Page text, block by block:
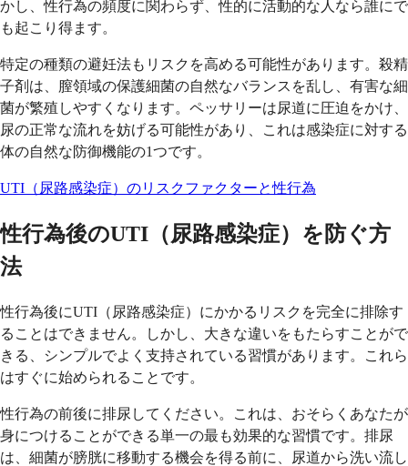
かし、性行為の頻度に関わらず、性的に活動的な人なら誰にで
も起こり得ます。
特定の種類の避妊法もリスクを高める可能性があります。殺精
子剤は、膣領域の保護細菌の自然なバランスを乱し、有害な細
菌が繁殖しやすくなります。ペッサリーは尿道に圧迫をかけ、
尿の正常な流れを妨げる可能性があり、これは感染症に対する
体の自然な防御機能の1つです。
UTI（尿路感染症）のリスクファクターと性行為
性行為後のUTI（尿路感染症）を防ぐ方
法
性行為後にUTI（尿路感染症）にかかるリスクを完全に排除す
ることはできません。しかし、大きな違いをもたらすことがで
きる、シンプルでよく支持されている習慣があります。これら
はすぐに始められることです。
性行為の前後に排尿してください。これは、おそらくあなたが
身につけることができる単一の最も効果的な習慣です。排尿
は、細菌が膀胱に移動する機会を得る前に、尿道から洗い流し